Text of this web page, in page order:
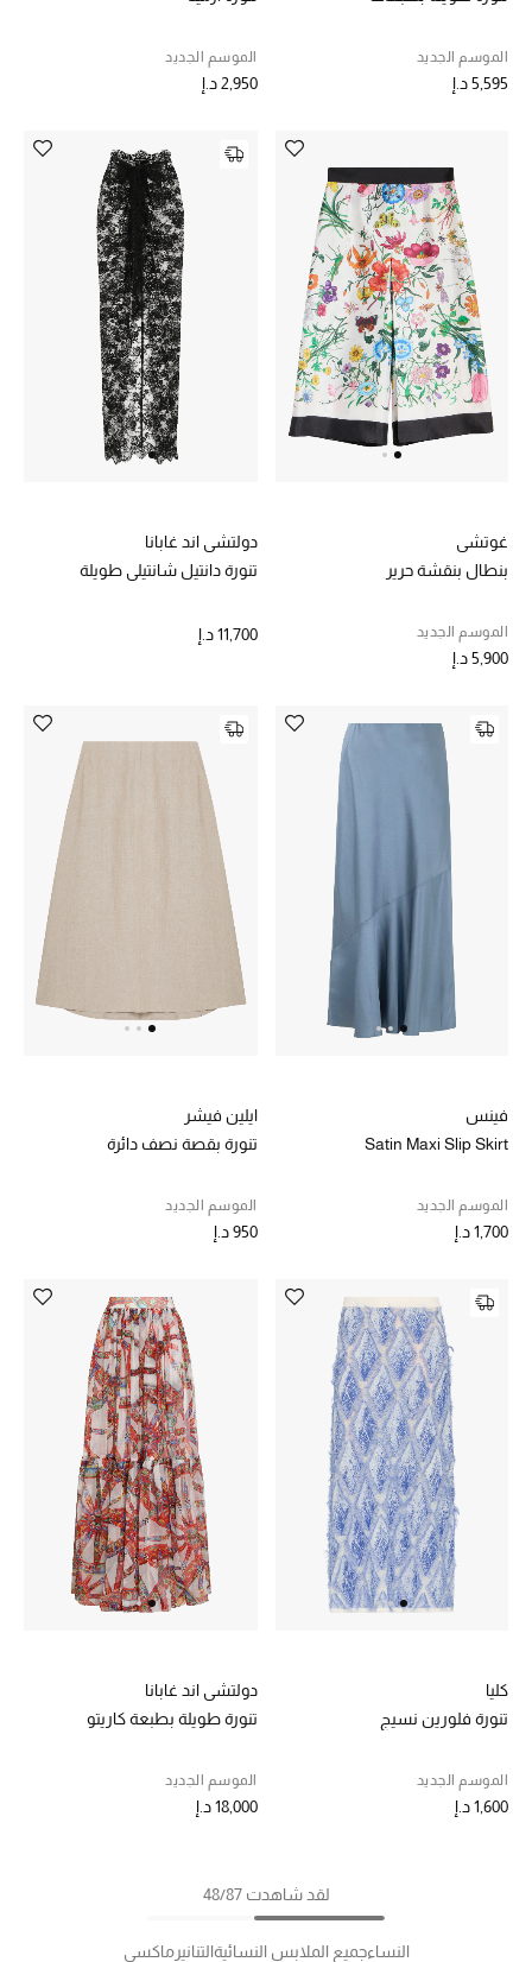
الموسم الجديد
5,595 د.إ
الموسم الجديد
2,950 د.إ
غوتشي
بنطال بنقشة حرير
الموسم الجديد
5,900 د.إ
دولتشي اند غابانا
تنورة دانتيل شانتيلي طويلة
11,700 د.إ
فينس
Satin Maxi Slip Skirt
الموسم الجديد
1,700 د.إ
ايلين فيشر
تنورة بقصة نصف دائرة
الموسم الجديد
950 د.إ
كليا
تنورة فلورين نسيج
الموسم الجديد
1,600 د.إ
دولتشي اند غابانا
تنورة طويلة بطبعة كاريتو
الموسم الجديد
18,000 د.إ
لقد شاهدت 48/87
النساءجميع الملابس النسائيةالتنانيرماكسي